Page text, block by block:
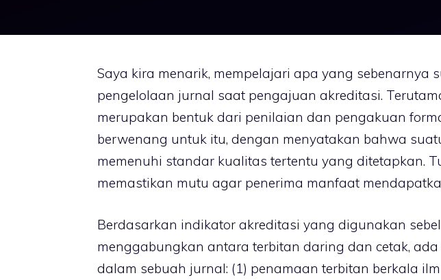
Saya kira menarik, mempelajari apa yang sebenarnya
pengelolaan jurnal saat pengajuan akreditasi.
merupakan bentuk dari penilaian dan pengakuan
berwenang untuk itu, dengan menyatakan bahwa
memenuhi standar kualitas tertentu yang ditetapkan.
memastikan mutu agar penerima manfaat
Berdasarkan indikator akreditasi yang digunakan
menggabungkan antara terbitan daring dan cetak,
dalam sebuah jurnal: (1) penamaan terbitan berkala